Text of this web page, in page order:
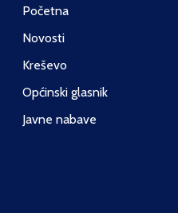
Početna
Novosti
Kreševo
Općinski glasnik
Javne nabave